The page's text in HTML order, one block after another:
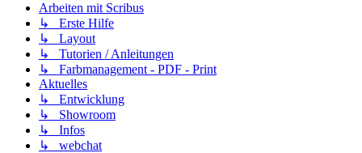
Arbeiten mit Scribus
↳ Erste Hilfe
↳ Layout
↳ Tutorien / Anleitungen
↳ Farbmanagement - PDF - Print
Aktuelles
↳ Entwicklung
↳ Showroom
↳ Infos
↳ webchat